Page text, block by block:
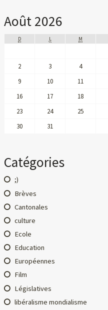
Août 2026
D L M
2
3 4
9
10 11
16
17 18
23
24 25
30
31
Catégories
;)
Brèves
Cantonales
culture
Ecole
Education
Européennes
Film
Législatives
libéralisme mondialisme